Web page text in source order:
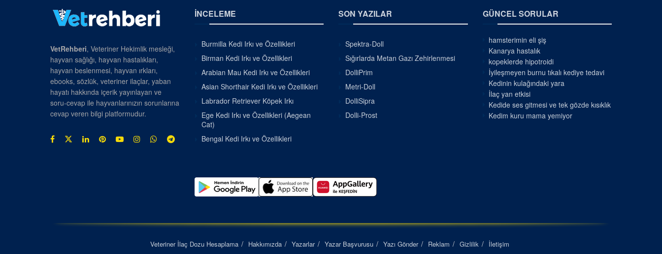
VetRehberi, Veteriner Hekimlik mesleği,
hayvan sağlığı, hayvan hastalıkları,
hayvan beslenmesi, hayvan ırkları,
ebooks, sözlük, veteriner ilaçlar, yaban
hayatı hakkında içerik yayınlayan ve
soru-cevap ile hayvanlarınızın sorunlarına
cevap veren bilgi platformudur.
İNCELEME
Burmilla Kedi Irkı ve Özellikleri
Birman Kedi Irkı ve Özellikleri
Arabian Mau Kedi Irkı ve Özellikleri
Asian Shorthair Kedi Irkı ve Özellikleri
Labrador Retriever Köpek Irkı
Ege Kedi Irkı ve Özellikleri (Aegean
Cat)
Bengal Kedi Irkı ve Özellikleri
SON YAZILAR
Spektra-Doll
Sığırlarda Metan Gazı Zehirlenmesi
DolliPrim
Metri-Doll
DolliSipra
Dolli-Prost
GÜNCEL SORULAR
hamsterimin eli şiş
Kanarya hastalık
kopeklerde hipotroidi
İyileşmeyen burnu tıkalı kediye tedavi
Kedinin kulağındaki yara
İlaç yan etkisi
Kedide ses gitmesi ve tek gözde kısıklık
Kedim kuru mama yemiyor
Veteriner İlaç Dozu Hesaplama Hakkımızda Yazarlar Yazar Başvurusu Yazı Gönder Reklam Gizlilik İletişim